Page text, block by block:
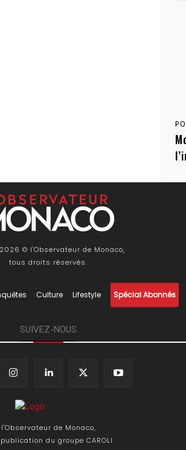
© l'Observateur de Monaco,
tous droits réservés.
Culture Lifestyle Spécial Abonnés
SUIVEZ-NOUS
l'Observateur de Monaco,
du groupe CAROLI